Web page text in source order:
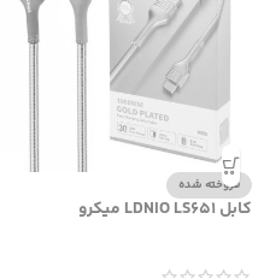
فروخته شده
کابل LDNIO LS651 میکرو